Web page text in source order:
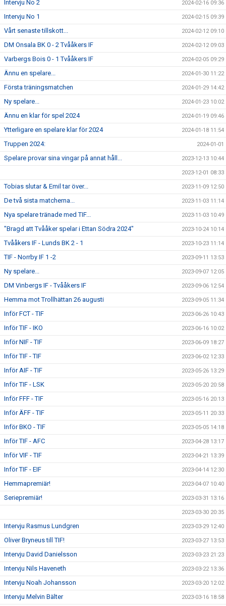
Intervju No 2 2024-02-16 09:36
Intervju No 1 2024-02-15 09:39
Vårt senaste tillskott... 2024-02-12 09:10
DM Onsala BK 0 - 2 Tvååkers IF 2024-02-12 09:03
Varbergs Bois 0 - 1 Tvååkers IF 2024-02-05 09:29
Ännu en spelare... 2024-01-30 11:22
Första träningsmatchen 2024-01-29 14:42
Ny spelare... 2024-01-23 10:02
Ännu en klar för spel 2024 2024-01-19 09:46
Ytterligare en spelare klar för 2024 2024-01-18 11:54
Truppen 2024: 2024-01-01
Spelare provar sina vingar på annat håll... 2023-12-13 10:44
2023-12-01 08:33
Tobias slutar & Emil tar över... 2023-11-09 12:50
De två sista matcherna... 2023-11-03 11:14
Nya spelare tränade med TIF... 2023-11-03 10:49
"Bragd att Tvååker spelar i Ettan Södra 2024" 2023-10-24 10:14
Tvååkers IF - Lunds BK 2 - 1 2023-10-23 11:14
TIF - Norrby IF 1 -2 2023-09-11 13:53
Ny spelare... 2023-09-07 12:05
DM Vinbergs IF - Tvååkers IF 2023-09-06 12:54
Hemma mot Trollhättan 26 augusti 2023-09-05 11:34
Inför FCT - TIF 2023-06-26 10:43
Inför TIF - IKO 2023-06-16 10:02
Inför NIF - TIF 2023-06-09 18:27
Inför TIF - TIF 2023-06-02 12:33
Inför AIF - TIF 2023-05-26 13:29
Inför TIF - LSK 2023-05-20 20:58
Inför FFF - TIF 2023-05-16 20:13
Inför ÄFF - TIF 2023-05-11 20:33
Inför BKO - TIF 2023-05-05 14:18
Inför TIF - AFC 2023-04-28 13:17
Inför VIF - TIF 2023-04-21 13:39
Inför TIF - EIF 2023-04-14 12:30
Hemmapremiär! 2023-04-07 10:40
Seriepremiär! 2023-03-31 13:16
2023-03-30 20:35
Intervju Rasmus Lundgren 2023-03-29 12:40
Oliver Bryneus till TIF! 2023-03-27 13:53
Intervju David Danielsson 2023-03-23 21:23
Intervju Nils Haveneth 2023-03-22 13:36
Intervju Noah Johansson 2023-03-20 12:02
Intervju Melvin Bälter 2023-03-16 18:58